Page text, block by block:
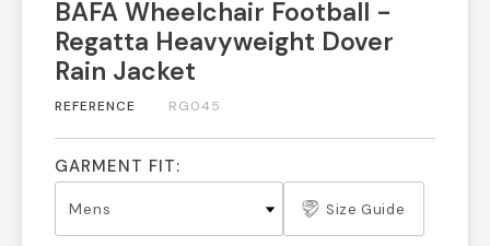
BAFA Wheelchair Football -
Regatta Heavyweight Dover
Rain Jacket
REFERENCE RG045
GARMENT FIT:
Size Guide